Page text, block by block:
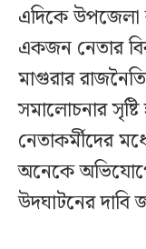
এদিকে
একজন নেতার
মাগুরার
সমালোচনার
নেতাকর্মীদের
অনেকে
উদঘাটনের দাবি